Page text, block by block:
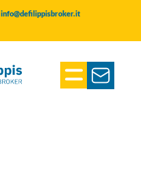
info@defilippisbroker.it